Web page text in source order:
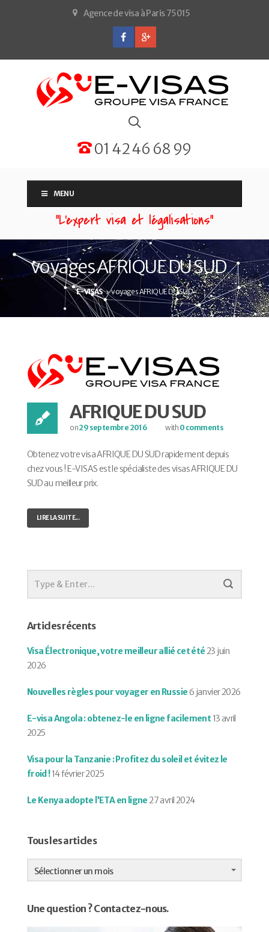
Agence de visa à Paris 75015
01 42 46 68 99
MENU
“L'expert visa et légalisations”
voyages AFRIQUE DU SUD
E-VISAS voyages AFRIQUE DU SUD
AFRIQUE DU SUD
on29 septembre 2016 with 0 comments
Obtenez votre visa AFRIQUE DU SUD rapidement depuis
chez vous ! E-VISAS est le spécialiste des visas AFRIQUE DU
SUD au meilleur prix.
LIRE LA SUITE...
Articles récents
Visa Électronique, votre meilleur allié cet été23 juin
2026
Nouvelles règles pour voyager en Russie 6 janvier 2026
E-visa Angola : obtenez-le en ligne facilement 13 avril
2025
Visa pour la Tanzanie : Profitez du soleil et évitez le
froid !14 février 2025
Le Kenya adopte l’ETA en ligne27 avril 2024
Tous les articles
Tous
les
articles
Sélectionner un mois
Une question ? Contactez-nous.